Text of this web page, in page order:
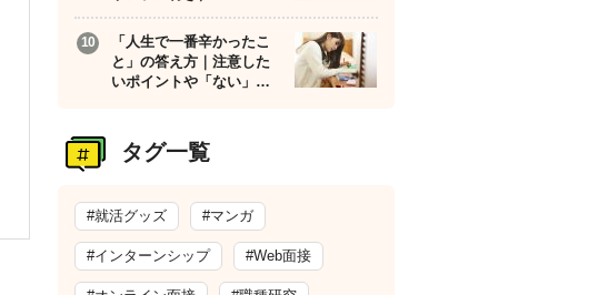
「人生で一番辛かったこ
と」の答え方｜注意した
いポイントや「ない」…
タグ一覧
#就活グッズ #マンガ
#インターンシップ #Web面接